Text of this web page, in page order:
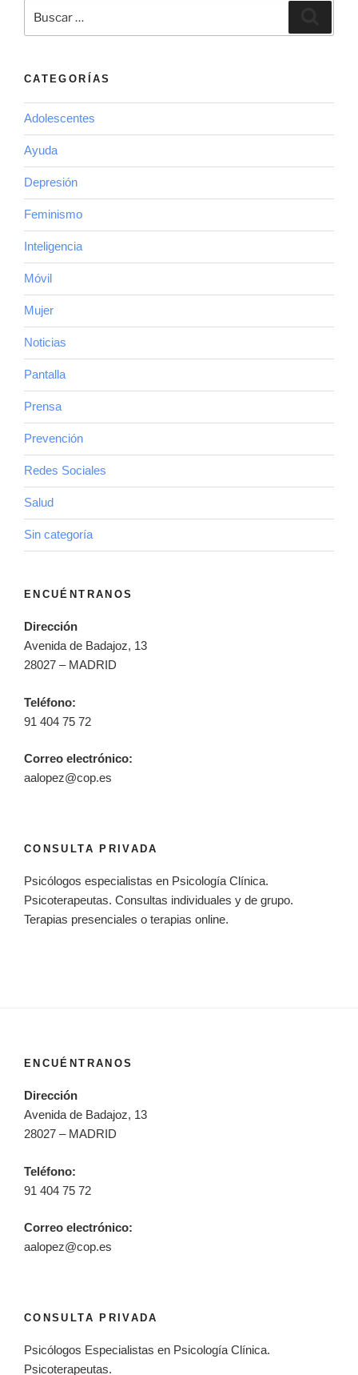
por:
CATEGORÍAS
Adolescentes
Ayuda
Depresión
Feminismo
Inteligencia
Móvil
Mujer
Noticias
Pantalla
Prensa
Prevención
Redes Sociales
Salud
Sin categoría
ENCUÉNTRANOS
Dirección
Avenida de Badajoz, 13
28027 – MADRID
Teléfono:
91 404 75 72
Correo electrónico:
aalopez@cop.es
CONSULTA PRIVADA
Psicólogos especialistas en Psicología Clínica.
Psicoterapeutas. Consultas individuales y de grupo.
Terapias presenciales o terapias online.
ENCUÉNTRANOS
Dirección
Avenida de Badajoz, 13
28027 – MADRID
Teléfono:
91 404 75 72
Correo electrónico:
aalopez@cop.es
CONSULTA PRIVADA
Psicólogos Especialistas en Psicología Clínica.
Psicoterapeutas.